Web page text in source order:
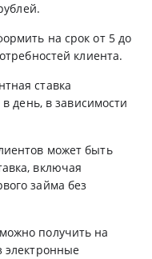
на срок от 5 до
клиента.
ставка
в день, в зависимости
может быть
включая
займа без
получить на
электронные